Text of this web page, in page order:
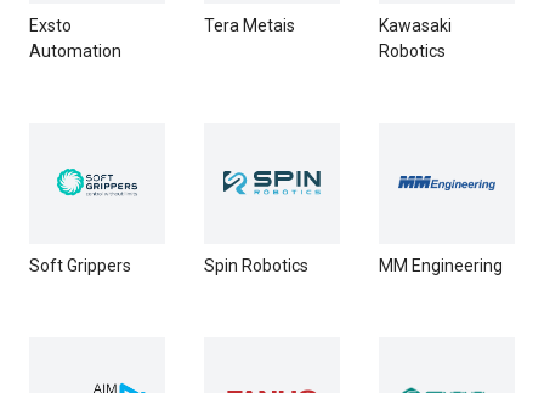
Exsto
Automation
Tera Metais
Kawasaki
Robotics
Soft Grippers Spin Robotics MM Engineering